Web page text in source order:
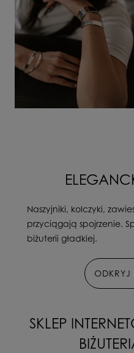
Naszyjniki, kolczyki,
przyciągają spojrzenie.
biżuterii gładkiej.
ODKRYJ
SKLEP